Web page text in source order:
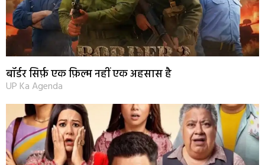
बॉर्डर सिर्फ़ एक फ़िल्म नहीं एक अहसास है
UP Ka Agenda